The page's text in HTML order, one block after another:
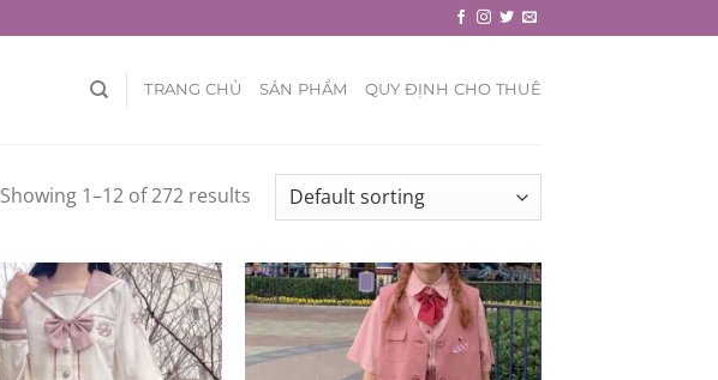
TRANG CHỦ SẢN PHẨM QUY ĐỊNH CHO THUÊ
Showing 1–12 of 272 results